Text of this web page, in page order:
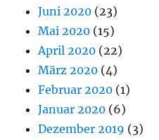
Juni 2020 (23)
Mai 2020 (15)
April 2020 (22)
März 2020 (4)
Februar 2020 (1)
Januar 2020 (6)
Dezember 2019 (3)